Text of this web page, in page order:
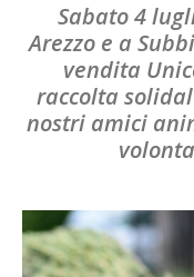
Sabato 4
Arezzo e a
vendita
raccolta
nostri amici